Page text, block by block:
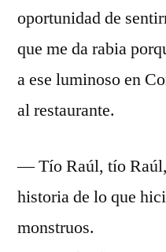
oportunidad de
que me da rabia
a ese luminoso en
al restaurante.
— Tío Raúl, tío
historia de lo que
monstruos.